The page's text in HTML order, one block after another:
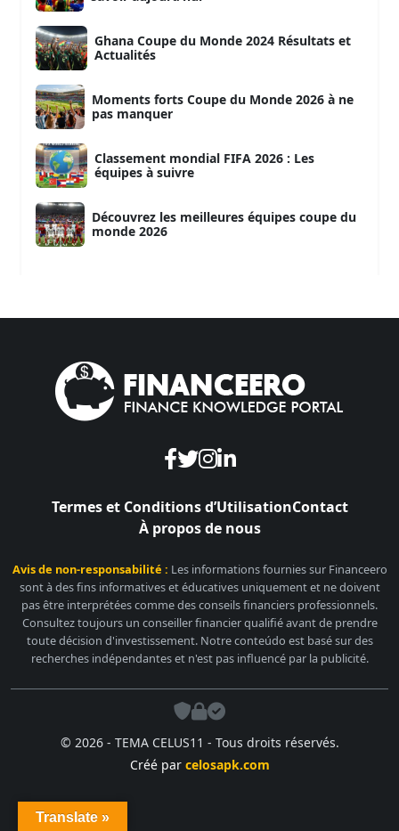
Ghana Coupe du Monde 2024 Résultats et
Actualités
Moments forts Coupe du Monde 2026 à ne
pas manquer
Classement mondial FIFA 2026 : Les
équipes à suivre
Découvrez les meilleures équipes coupe du
monde 2026
Termes et Conditions d’UtilisationContact
À propos de nous
Avis de non-responsabilité : Les informations fournies sur Financeero
sont à des fins informatives et éducatives uniquement et ne doivent
pas être interprétées comme des conseils financiers professionnels.
Consultez toujours un conseiller financier qualifié avant de prendre
toute décision d'investissement. Notre conteúdo est basé sur des
recherches indépendantes et n'est pas influencé par la publicité.
© 2026 - TEMA CELUS11 - Tous droits réservés.
Créé par celosapk.com
Translate »